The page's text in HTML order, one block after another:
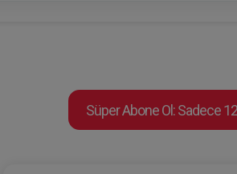
Süper Abone Ol: Sadece